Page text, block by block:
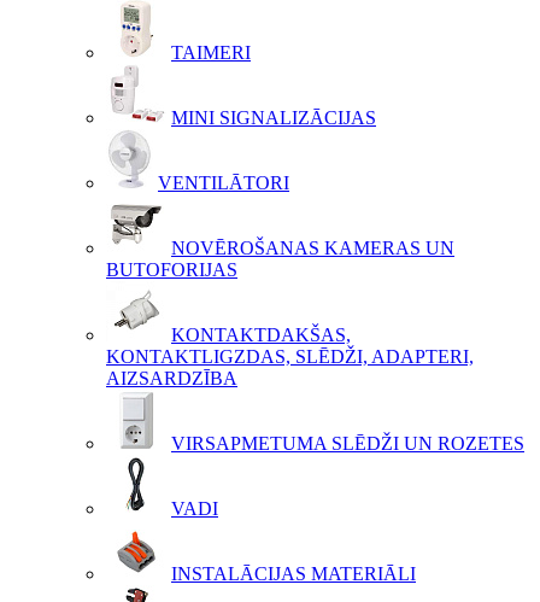
TAIMERI
MINI SIGNALIZĀCIJAS
VENTILĀTORI
NOVĒROŠANAS KAMERAS UN
BUTOFORIJAS
KONTAKTDAKŠAS,
KONTAKTLIGZDAS, SLĒDŽI, ADAPTERI,
AIZSARDZĪBA
VIRSAPMETUMA SLĒDŽI UN ROZETES
VADI
INSTALĀCIJAS MATERIĀLI